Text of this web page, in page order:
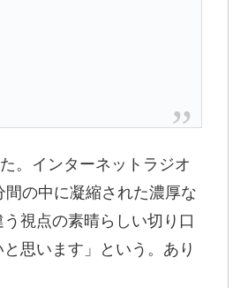
。インターネットラジオ
の中に凝縮された濃厚な
視点の素晴らしい切り口
思います」という。あり